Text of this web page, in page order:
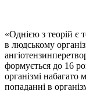
«Однією з теорій є
в людському
формується до 16
організмі
попаданні в